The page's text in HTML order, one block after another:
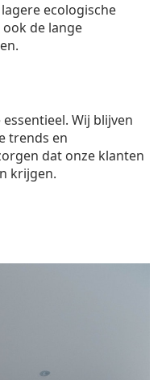
ecologische
de lange
Wij blijven
trends en
dat onze klanten
krijgen.